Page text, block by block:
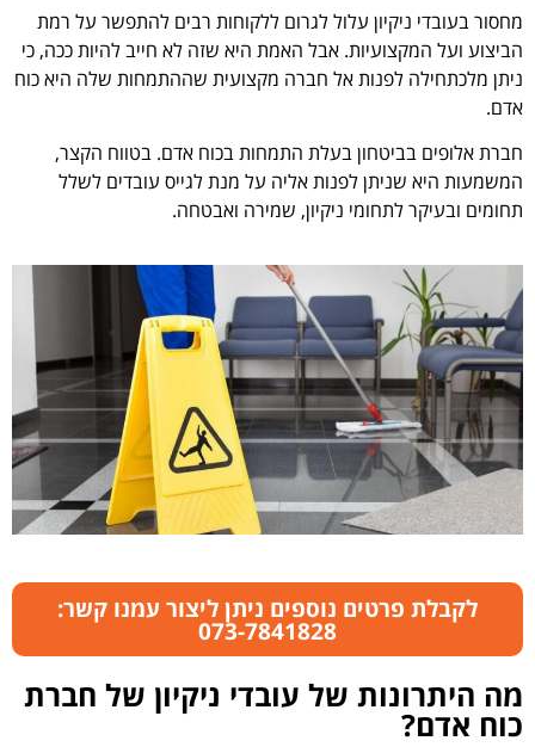
מחסור בעובדי ניקיון עלול לגרום ללקוחות רבים להתפשר על רמת
הביצוע ועל המקצועיות. אבל האמת היא שזה לא חייב להיות ככה, כי
ניתן מלכתחילה לפנות אל חברה מקצועית שההתמחות שלה היא כוח
אדם.
חברת אלופים בביטחון בעלת התמחות בכוח אדם. בטווח הקצר,
המשמעות היא שניתן לפנות אליה על מנת לגייס עובדים לשלל
תחומים ובעיקר לתחומי ניקיון, שמירה ואבטחה.
לקבלת פרטים נוספים ניתן ליצור עמנו קשר:
073-7841828
מה היתרונות של עובדי ניקיון של חברת
כוח אדם?